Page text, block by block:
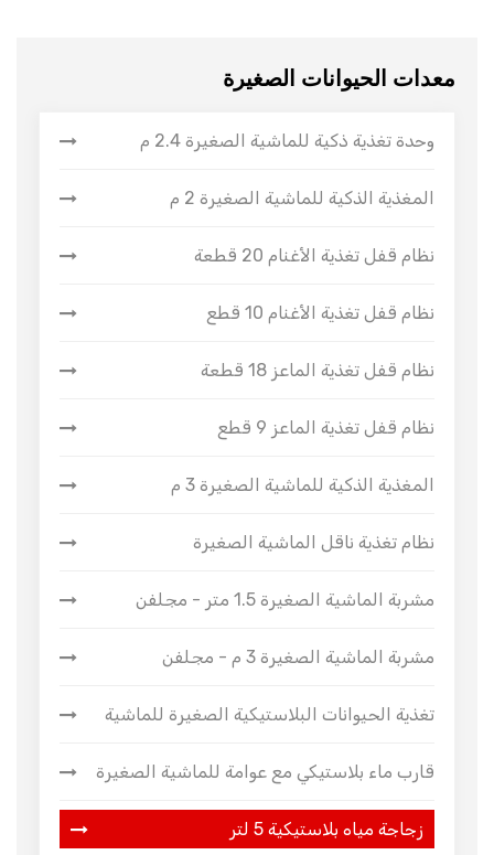
معدات الحيوانات الصغيرة
وحدة تغذية ذكية للماشية الصغيرة 2.4 م
المغذية الذكية للماشية الصغيرة 2 م
نظام قفل تغذية الأغنام 20 قطعة
نظام قفل تغذية الأغنام 10 قطع
نظام قفل تغذية الماعز 18 قطعة
نظام قفل تغذية الماعز 9 قطع
المغذية الذكية للماشية الصغيرة 3 م
نظام تغذية ناقل الماشية الصغيرة
مشربة الماشية الصغيرة 1.5 متر - مجلفن
مشربة الماشية الصغيرة 3 م - مجلفن
تغذية الحيوانات البلاستيكية الصغيرة للماشية
قارب ماء بلاستيكي مع عوامة للماشية الصغيرة
زجاجة مياه بلاستيكية 5 لتر